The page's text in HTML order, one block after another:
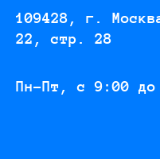
109428, г.
22, стр. 28
Пн-Пт, с 9:00 до